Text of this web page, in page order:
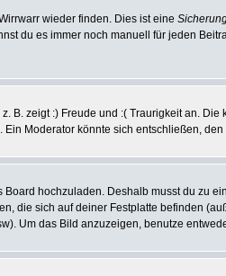
wieder finden. Dies ist eine
du es immer noch manuell für jeden
zeigt :) Freude und :( Traurigkeit an.
Moderator könnte sich entschließen,
hochzuladen. Deshalb musst du zu
die sich auf deiner Festplatte befinden
Um das Bild anzuzeigen, benutze